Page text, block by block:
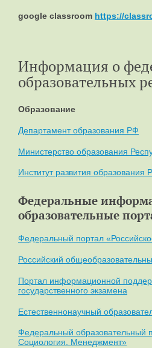
google classroom https://
Информация о
образовательных
Образование
Департамент образования РФ
Министерство образования
Институт развития образования
Федеральные
образовательные
Федеральный портал
Российский
Портал информационной
государственного экзамена
Естественнонаучный
Федеральный образовательный
Социология. Менеджмент»